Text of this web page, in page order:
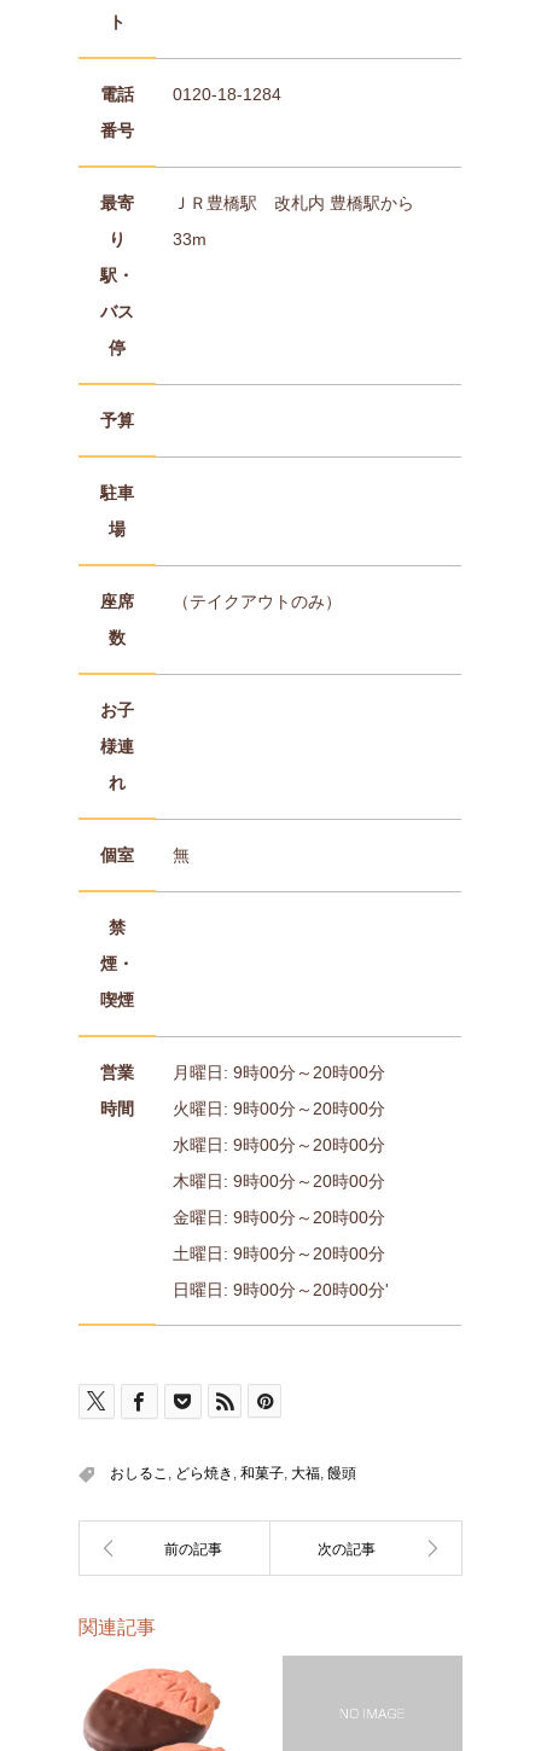
ト
電話
番号
0120-18-1284
最寄
り
駅・
バス
停
ＪＲ豊橋駅 改札内 豊橋駅から
33m
予算
駐車
場
座席
数
（テイクアウトのみ）
お子
様連
れ
個室 無
禁
煙・
喫煙
営業
時間
月曜日: 9時00分～20時00分
火曜日: 9時00分～20時00分
水曜日: 9時00分～20時00分
木曜日: 9時00分～20時00分
金曜日: 9時00分～20時00分
土曜日: 9時00分～20時00分
日曜日: 9時00分～20時00分'
おしるこ どら焼き 和菓子, 大福, 饅頭
関連記事